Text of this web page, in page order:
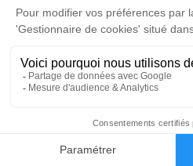
Faire-part
Cérémonie religieuse
mercredi 31 décembre
Place Schoelcher